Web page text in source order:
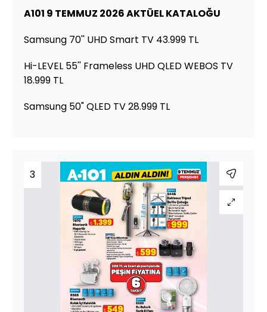
A101 9 TEMMUZ 2026 AKTÜEL KATALOĞU
Samsung 70'' UHD Smart TV 43.999 TL
Hi-LEVEL 55'' Frameless UHD QLED WEBOS TV
18.999 TL
Samsung 50" QLED TV 28.999 TL
3